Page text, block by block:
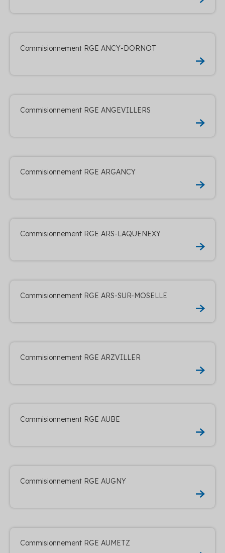
Commisionnement RGE ANCY-DORNOT
Commisionnement RGE ANGEVILLERS
Commisionnement RGE ARGANCY
Commisionnement RGE ARS-LAQUENEXY
Commisionnement RGE ARS-SUR-MOSELLE
Commisionnement RGE ARZVILLER
Commisionnement RGE AUBE
Commisionnement RGE AUGNY
Commisionnement RGE AUMETZ